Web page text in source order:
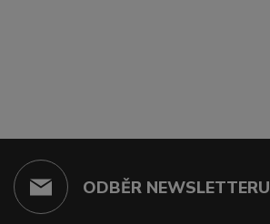
ODBĚR NEWSLETTERU